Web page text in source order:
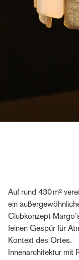
Auf rund 430 m²
ein
Clubkonzept
feinen Gespür für
Kontext des Ortes.
Innenarchitektur mit